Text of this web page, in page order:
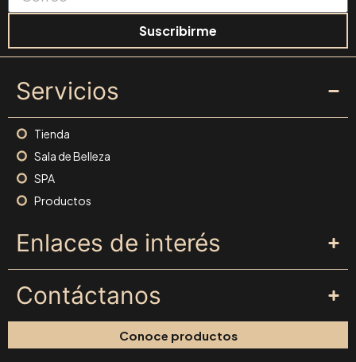
Suscribirme
Servicios
Tienda
Sala de Belleza
SPA
Productos
Enlaces de interés
Contáctanos
Conoce productos